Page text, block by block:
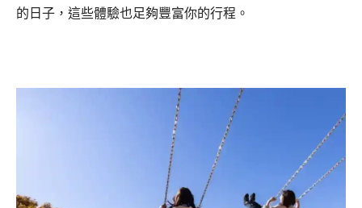
的日子，這些體驗也足夠豐富你的行程。